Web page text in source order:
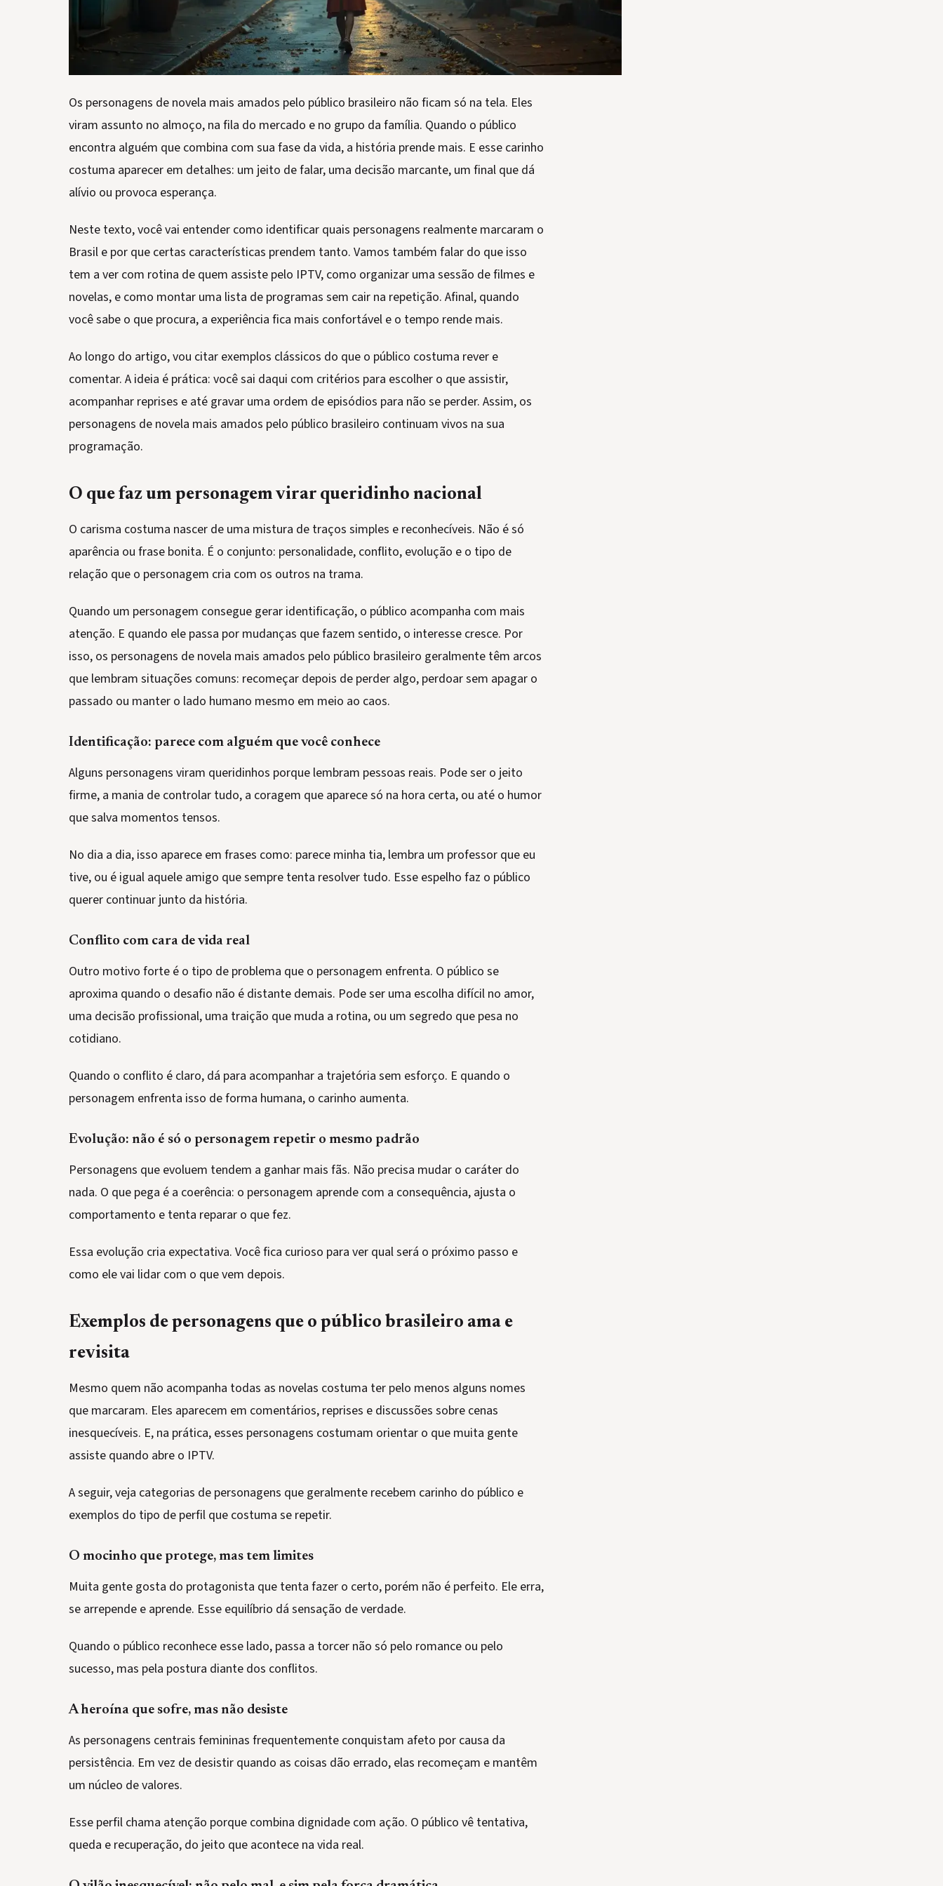
Os personagens de novela mais amados pelo público brasileiro não ficam só na tela. Eles
viram assunto no almoço, na fila do mercado e no grupo da família. Quando o público
encontra alguém que combina com sua fase da vida, a história prende mais. E esse carinho
costuma aparecer em detalhes: um jeito de falar, uma decisão marcante, um final que dá
alívio ou provoca esperança.
Neste texto, você vai entender como identificar quais personagens realmente marcaram o
Brasil e por que certas características prendem tanto. Vamos também falar do que isso
tem a ver com rotina de quem assiste pelo IPTV, como organizar uma sessão de filmes e
novelas, e como montar uma lista de programas sem cair na repetição. Afinal, quando
você sabe o que procura, a experiência fica mais confortável e o tempo rende mais.
Ao longo do artigo, vou citar exemplos clássicos do que o público costuma rever e
comentar. A ideia é prática: você sai daqui com critérios para escolher o que assistir,
acompanhar reprises e até gravar uma ordem de episódios para não se perder. Assim, os
personagens de novela mais amados pelo público brasileiro continuam vivos na sua
programação.
O que faz um personagem virar queridinho nacional
O carisma costuma nascer de uma mistura de traços simples e reconhecíveis. Não é só
aparência ou frase bonita. É o conjunto: personalidade, conflito, evolução e o tipo de
relação que o personagem cria com os outros na trama.
Quando um personagem consegue gerar identificação, o público acompanha com mais
atenção. E quando ele passa por mudanças que fazem sentido, o interesse cresce. Por
isso, os personagens de novela mais amados pelo público brasileiro geralmente têm arcos
que lembram situações comuns: recomeçar depois de perder algo, perdoar sem apagar o
passado ou manter o lado humano mesmo em meio ao caos.
Identificação: parece com alguém que você conhece
Alguns personagens viram queridinhos porque lembram pessoas reais. Pode ser o jeito
firme, a mania de controlar tudo, a coragem que aparece só na hora certa, ou até o humor
que salva momentos tensos.
No dia a dia, isso aparece em frases como: parece minha tia, lembra um professor que eu
tive, ou é igual aquele amigo que sempre tenta resolver tudo. Esse espelho faz o público
querer continuar junto da história.
Conflito com cara de vida real
Outro motivo forte é o tipo de problema que o personagem enfrenta. O público se
aproxima quando o desafio não é distante demais. Pode ser uma escolha difícil no amor,
uma decisão profissional, uma traição que muda a rotina, ou um segredo que pesa no
cotidiano.
Quando o conflito é claro, dá para acompanhar a trajetória sem esforço. E quando o
personagem enfrenta isso de forma humana, o carinho aumenta.
Evolução: não é só o personagem repetir o mesmo padrão
Personagens que evoluem tendem a ganhar mais fãs. Não precisa mudar o caráter do
nada. O que pega é a coerência: o personagem aprende com a consequência, ajusta o
comportamento e tenta reparar o que fez.
Essa evolução cria expectativa. Você fica curioso para ver qual será o próximo passo e
como ele vai lidar com o que vem depois.
Exemplos de personagens que o público brasileiro ama e
revisita
Mesmo quem não acompanha todas as novelas costuma ter pelo menos alguns nomes
que marcaram. Eles aparecem em comentários, reprises e discussões sobre cenas
inesquecíveis. E, na prática, esses personagens costumam orientar o que muita gente
assiste quando abre o IPTV.
A seguir, veja categorias de personagens que geralmente recebem carinho do público e
exemplos do tipo de perfil que costuma se repetir.
O mocinho que protege, mas tem limites
Muita gente gosta do protagonista que tenta fazer o certo, porém não é perfeito. Ele erra,
se arrepende e aprende. Esse equilíbrio dá sensação de verdade.
Quando o público reconhece esse lado, passa a torcer não só pelo romance ou pelo
sucesso, mas pela postura diante dos conflitos.
A heroína que sofre, mas não desiste
As personagens centrais femininas frequentemente conquistam afeto por causa da
persistência. Em vez de desistir quando as coisas dão errado, elas recomeçam e mantêm
um núcleo de valores.
Esse perfil chama atenção porque combina dignidade com ação. O público vê tentativa,
queda e recuperação, do jeito que acontece na vida real.